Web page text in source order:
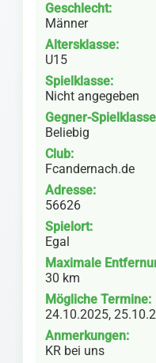
Geschlecht:
Männer
Altersklasse:
U15
Spielklasse:
Nicht angegeben
Gegner-
Beliebig
Club:
Fcandernach.de
Adresse:
56626
Spielort:
Egal
Maximale
30 km
Mögliche Termine:
24.10.2025,
Anmerkungen:
KR bei uns